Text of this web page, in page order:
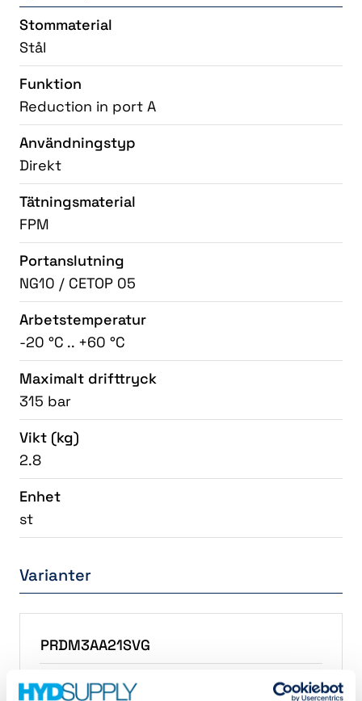
Stommaterial
Stål
Funktion
Reduction in port A
Användningstyp
Direkt
Tätningsmaterial
FPM
Portanslutning
NG10 / CETOP 05
Arbetstemperatur
-20 °C .. +60 °C
Maximalt drifttryck
315 bar
Vikt (kg)
2.8
Enhet
st
Varianter
PRDM3AA21SVG
PRDM3AA21SVG